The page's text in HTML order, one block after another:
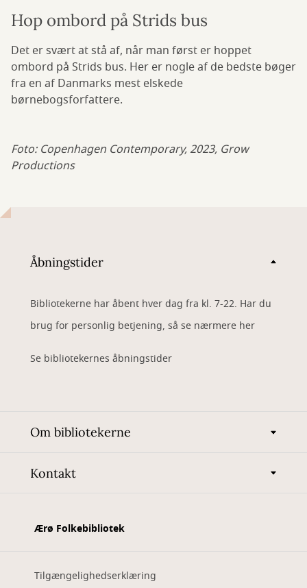
Hop ombord på Strids bus
Det er svært at stå af, når man først er hoppet
ombord på Strids bus. Her er nogle af de bedste bøger
fra en af Danmarks mest elskede
børnebogsforfattere.
Foto: Copenhagen Contemporary, 2023, Grow
Productions
Åbningstider
Bibliotekerne har åbent hver dag fra kl. 7-22. Har du
brug for personlig betjening, så se nærmere her
Se bibliotekernes åbningstider
Om bibliotekerne
Kontakt
Ærø Folkebibliotek
Tilgængelighedserklæring